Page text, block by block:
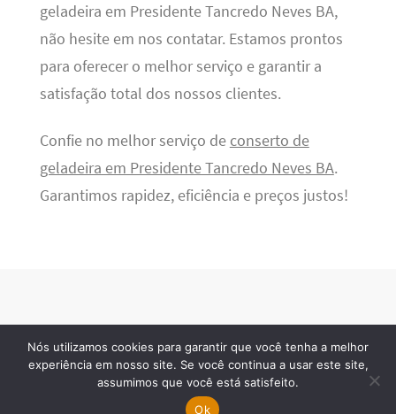
geladeira em Presidente Tancredo Neves BA,
não hesite em nos contatar. Estamos prontos
para oferecer o melhor serviço e garantir a
satisfação total dos nossos clientes.
Confie no melhor serviço de conserto de
geladeira em Presidente Tancredo Neves BA.
Garantimos rapidez, eficiência e preços justos!
· 2026 © Todos os direitos reservados
Nós utilizamos cookies para garantir que você tenha a melhor
experiência em nosso site. Se você continua a usar este site,
assumimos que você está satisfeito.
Ok